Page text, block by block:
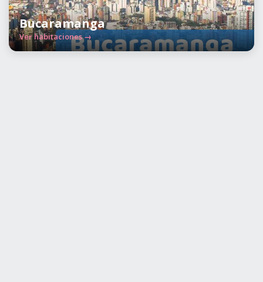
Bucaramanga
Ver habitaciones →